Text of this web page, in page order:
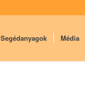
Segédanyagok Média